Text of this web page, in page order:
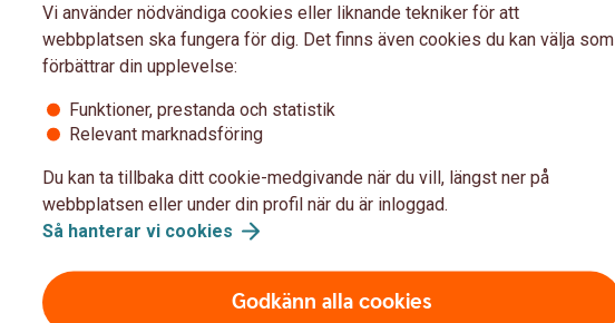
65 år (före ändring)Pdf
65 år (efter ändring)Pdf
Vi använder nödvändiga cookies eller liknande tekniker för att
webbplatsen ska fungera för dig. Det finns även cookies du kan välja som
förbättrar din upplevelse:
Funktioner, prestanda och statistik
Relevant marknadsföring
Du kan ta tillbaka ditt cookie-medgivande när du vill, längst ner på
webbplatsen eller under din profil när du är inloggad.
Så hanterar vi cookies
Godkänn alla cookies